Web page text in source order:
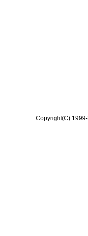
Copyright(C)